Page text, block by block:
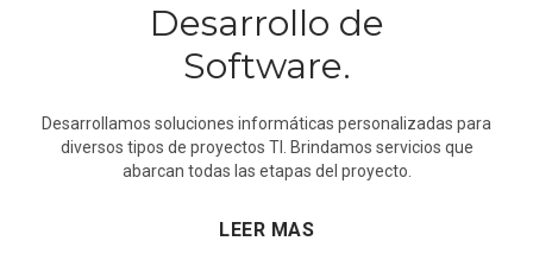
Desarrollo de
Software.
Desarrollamos soluciones informáticas personalizadas para
diversos tipos de proyectos TI. Brindamos servicios que
abarcan todas las etapas del proyecto.
LEER MAS